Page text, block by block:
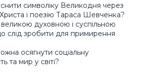
символіку Великодня через
Христа і поезію Тараса Шевченка?
духовною і суспільною
слід зробити для примирення
осягнути соціальну
та мир у світі?